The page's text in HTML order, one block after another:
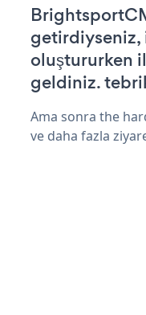
getirdiyseniz,
oluştururken
geldiniz.
Ama sonra the
ve daha fazla